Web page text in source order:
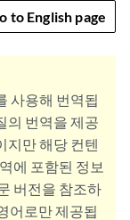
to English page
사용해 번역됩
의 번역을 제공
지만 해당 컨텐
에 포함된 정보
버전을 참조하
어로만 제공됩